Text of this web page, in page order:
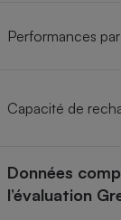
Performances
Capacité de
Données
l’évaluation